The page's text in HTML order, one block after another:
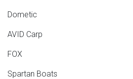
Dometic
AVID Carp
FOX
Spartan Boats